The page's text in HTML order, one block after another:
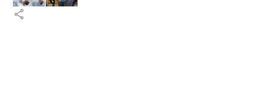
share